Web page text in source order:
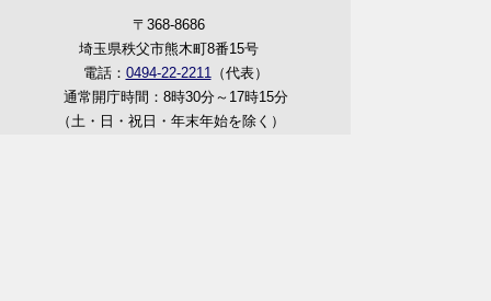
〒368-8686
埼玉県秩父市熊木町8番15号
電話： 0494-22-2211（代表）
通常開庁時間：8時30分～17時15分
（土・日・祝日・年末年始を除く）